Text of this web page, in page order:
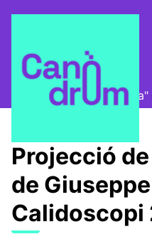
Canòdrom Obert
Projecció de "La traviata" de
Projecció
de
Calidoscopi